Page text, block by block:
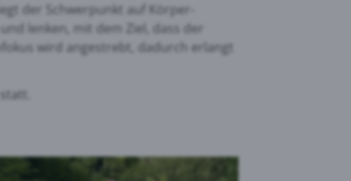
der Schwerpunkt auf Körper-
lenken, mit dem Ziel, dass der
wird angestrebt, dadurch erlangt